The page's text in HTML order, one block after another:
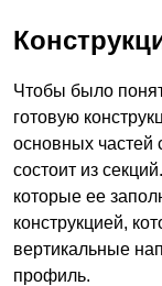
Чтобы было
готовую
основных частей
состоит из
которые ее
конструкцией,
вертикальные
профиль.